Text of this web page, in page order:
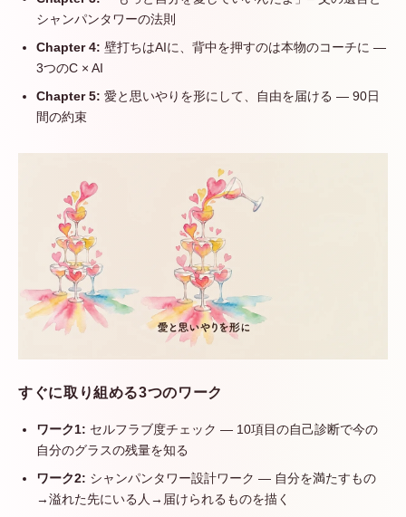
シャンパンタワーの法則
Chapter 4: 壁打ちはAIに、背中を押すのは本物のコーチに —
3つのC × AI
Chapter 5: 愛と思いやりを形にして、自由を届ける — 90日
間の約束
すぐに取り組める3つのワーク
ワーク1: セルフラブ度チェック — 10項目の自己診断で今の
自分のグラスの残量を知る
ワーク2: シャンパンタワー設計ワーク — 自分を満たすもの
→溢れた先にいる人→届けられるものを描く